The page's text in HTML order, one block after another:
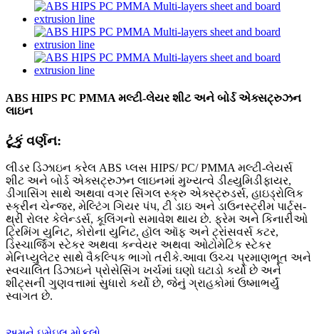
ABS HIPS PC PMMA મલ્ટી-લેયર શીટ અને બોર્ડ એક્સટ્રુઝન
લાઇન
ટૂંકું વર્ણન:
લીડર ડિઝાઇન કરેલ ABS પ્લસ HIPS/ PC/ PMMA મલ્ટી-લેયર્સ
શીટ અને બોર્ડ એક્સટ્રુઝન લાઇનમાં મુખ્યત્વે ડીહ્યુમિડીફાયર,
ડીગાસિંગ સાથે અથવા વગર સિંગલ સ્ક્રુ એક્સ્ટ્રુડર્સ, હાઇડ્રોલિક
સ્ક્રીન ચેન્જર, મેલ્ટિંગ ગિયર પંપ, ટી ડાઇ અને ડાઉનસ્ટ્રીમ પાર્ટ્સ-
થ્રી રોલર કેલેન્ડર્સ, કૂલિંગનો સમાવેશ થાય છે. ફ્રેમ અને કિનારીઓ
ટ્રિમિંગ યુનિટ, કોરોના યુનિટ, હૉલ ઑફ અને ટ્રાંસવર્સ કટર,
ડિસ્ચાર્જિંગ સ્ટેકર અથવા કન્વેયર અથવા ઓટોમેટિક સ્ટેકર
મેનિપ્યુલેટર સાથે વૈકલ્પિક ભાગો તરીકે.આવા ઉચ્ચ પ્રમાણભૂત અને
સ્વચાલિત ડિઝાઇને પ્રોસેસિંગ ખર્ચમાં ઘણો ઘટાડો કર્યો છે અને
શીટ્સની ગુણવત્તામાં સુધારો કર્યો છે, જેનું ગ્રાહકોમાં ઉષ્માભર્યું
સ્વાગત છે.